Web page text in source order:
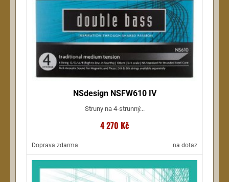
NSdesign NSFW610 IV
Struny na 4-strunný...
4 270 Kč
Doprava zdarma na dotaz